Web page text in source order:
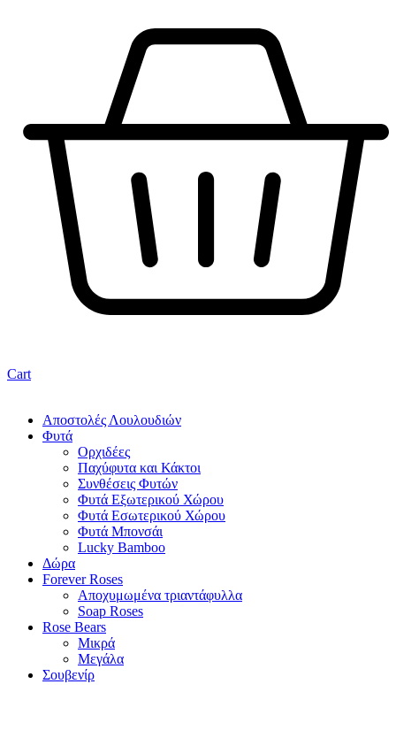
Cart
Αποστολές Λουλουδιών
Φυτά
Ορχιδέες
Παχύφυτα και Κάκτοι
Συνθέσεις Φυτών
Φυτά Εξωτερικού Χώρου
Φυτά Εσωτερικού Χώρου
Φυτά Μπονσάι
Lucky Bamboo
Δώρα
Forever Roses
Αποχυμωμένα τριαντάφυλλα
Soap Roses
Rose Βears
Μικρά
Μεγάλα
Σουβενίρ